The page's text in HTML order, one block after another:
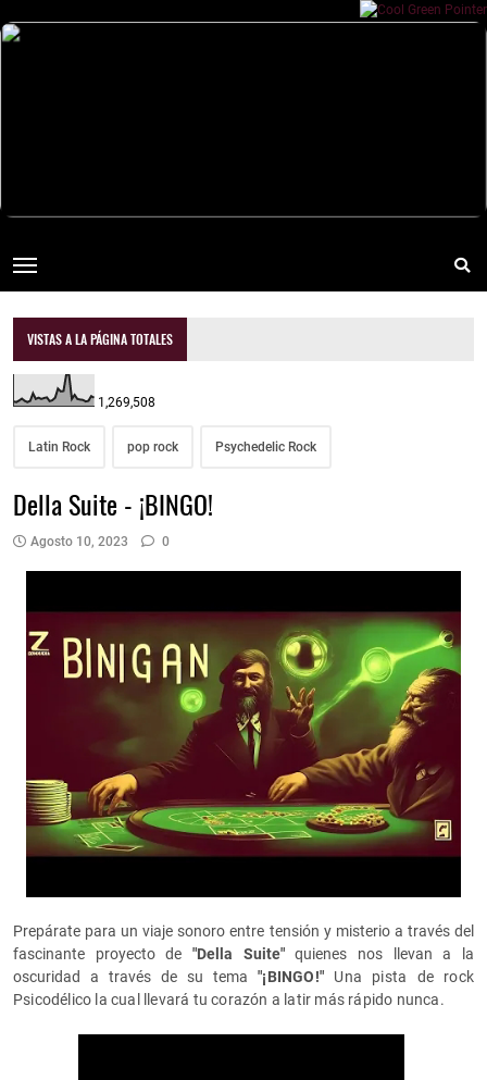
VISTAS A LA PÁGINA TOTALES
1,269,508
Latin Rock pop rock Psychedelic Rock
Della Suite - ¡BINGO!
Agosto 10, 2023 0
Prepárate para un viaje sonoro entre tensión y misterio a través del
fascinante proyecto de "Della Suite"quienes nos llevan a la
oscuridad a través de su tema"¡BINGO!" Una pista de rock
Psicodélico la cual llevará tu corazón a latir más rápido nunca.